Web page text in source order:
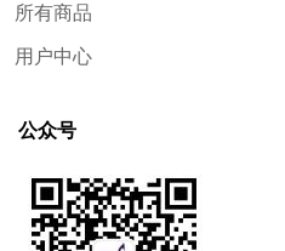
所有商品
用户中心
公众号